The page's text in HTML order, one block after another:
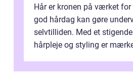
Hår er kronen på værket for
god hårdag kan gøre
selvtilliden. Med et
hårpleje og styling er
innova...